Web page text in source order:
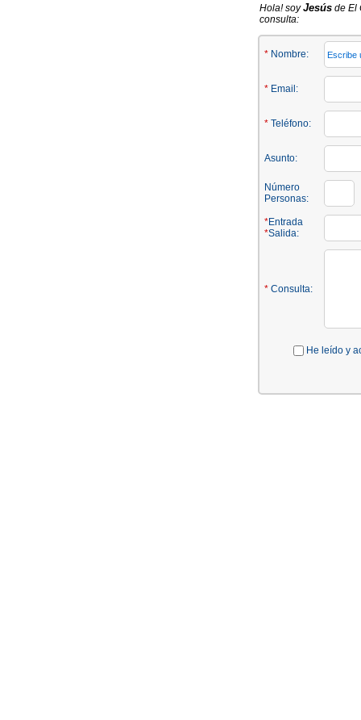
Hola! soyJesús de El
consulta:
* Nombre:
* Email:
* Teléfono:
Asunto:
Número
Personas:
*Entrada
*Salida:
* Consulta:
He leído y